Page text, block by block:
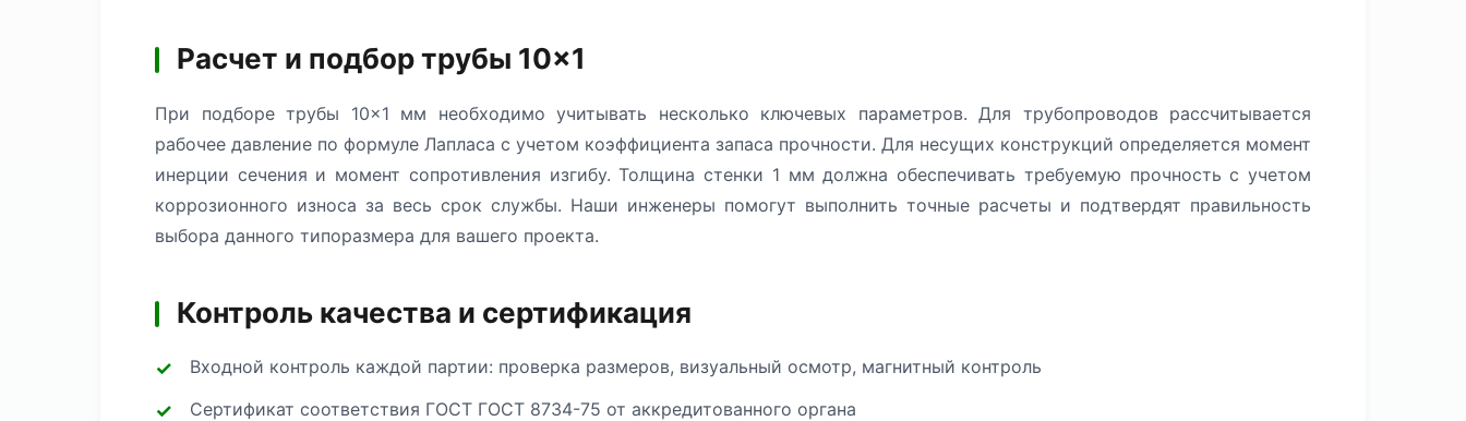
Расчет и подбор трубы 10×1
При подборе трубы 10×1 мм необходимо учитывать несколько ключевых параметров. Для трубопроводов рассчитывается
рабочее давление по формуле Лапласа с учетом коэффициента запаса прочности. Для несущих конструкций определяется момент
инерции сечения и момент сопротивления изгибу. Толщина стенки 1 мм должна обеспечивать требуемую прочность с учетом
коррозионного износа за весь срок службы. Наши инженеры помогут выполнить точные расчеты и подтвердят правильность
выбора данного типоразмера для вашего проекта.
Контроль качества и сертификация
Входной контроль каждой партии: проверка размеров, визуальный осмотр, магнитный контроль
Сертификат соответствия ГОСТ ГОСТ 8734-75 от аккредитованного органа